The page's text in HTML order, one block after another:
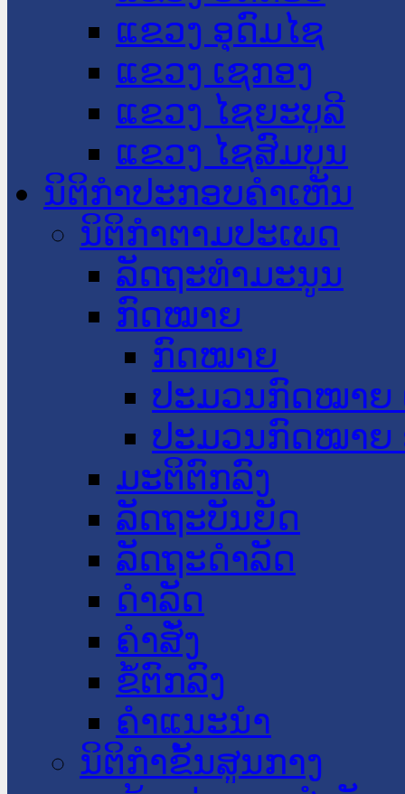
ແຂວງ ອຸດົມໄຊ
ແຂວງ ເຊກອງ
ແຂວງ ໄຊຍະບູລີ
ແຂວງ ໄຊສົມບູນ
ນິຕິກໍາປະກອບຄໍາເຫັນ
ນິຕິກໍາຕາມປະເພດ
ລັດຖະທໍາມະນູນ
ກົດໝາຍ
ກົດໝາຍ
ປະມວນກົດໝາຍ
ປະມວນກົດໝາຍ
ມະຕິຕົກລົງ
ລັດຖະບັນຍັດ
ລັດຖະດໍາລັດ
ດໍາລັດ
ຄໍາສັ່ງ
ຂໍ້ຕົກລົງ
ຄໍາແນະນໍາ
ນິຕິກຳຂັ້ນສູນກາງ